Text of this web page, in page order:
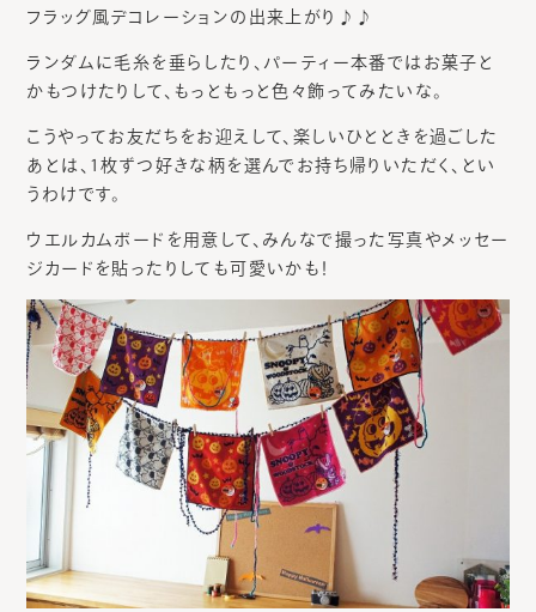
フラッグ風デコレーションの出来上がり♪♪
ランダムに毛糸を垂らしたり、パーティー本番ではお菓子と
かもつけたりして、もっともっと色々飾ってみたいな。
こうやってお友だちをお迎えして、楽しいひとときを過ごした
あとは、1枚ずつ好きな柄を選んでお持ち帰りいただく、とい
うわけです。
ウエルカムボードを用意して、みんなで撮った写真やメッセー
ジカードを貼ったりしても可愛いかも！